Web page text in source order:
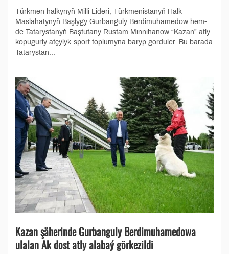
Türkmen halkynyň Milli Lideri, Türkmenistanyň Halk
Maslahatynyň Başlygy Gurbanguly Berdimuhamedow hem-
de Tatarystanyň Baştutany Rustam Minnihanow “Kazan” atly
köpugurly atçylyk-sport toplumyna baryp gördüler. Bu barada
Tatarystan...
Kazan şäherinde Gurbanguly Berdimuhamedowa
ulalan Ak dost atly alabaý görkezildi